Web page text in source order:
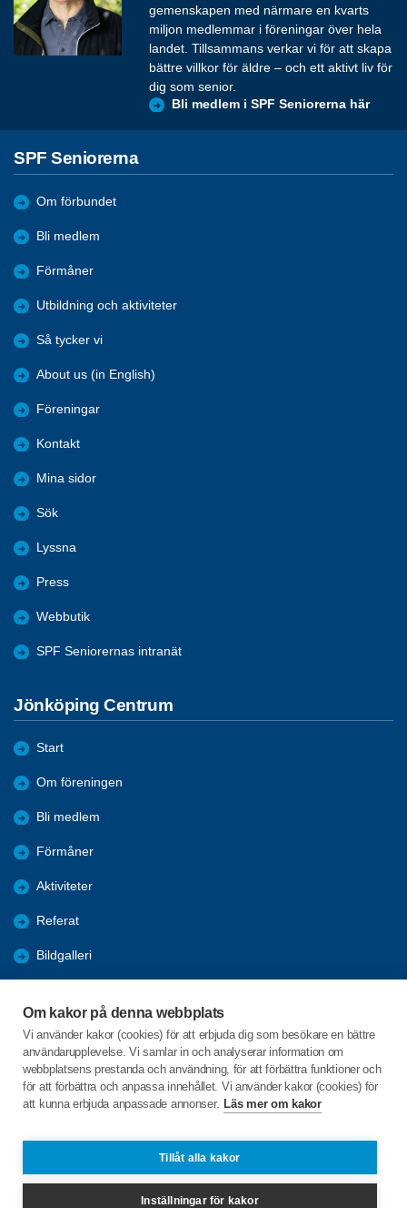
Om kakor på denna webbplats
Vi använder kakor (cookies) för att erbjuda dig som besökare en bättre
användarupplevelse. Vi samlar in och analyserar information om
webbplatsens prestanda och användning, för att förbättra funktioner och
för att förbättra och anpassa innehållet. Vi använder kakor (cookies) för
att kunna erbjuda anpassade annonser. Läs mer om kakor
Tillåt alla kakor
Inställningar för kakor
gemenskapen med närmare en kvarts
miljon medlemmar i föreningar över hela
landet. Tillsammans verkar vi för att skapa
bättre villkor för äldre – och ett aktivt liv för
dig som senior.
Bli medlem i SPF Seniorerna här
SPF Seniorerna
Om förbundet
Bli medlem
Förmåner
Utbildning och aktiviteter
Så tycker vi
About us (in English)
Föreningar
Kontakt
Mina sidor
Sök
Lyssna
Press
Webbutik
SPF Seniorernas intranät
Jönköping Centrum
Start
Om föreningen
Bli medlem
Förmåner
Aktiviteter
Referat
Bildgalleri
Engagera DIG i vår förening
C/o:Lennart Lööw